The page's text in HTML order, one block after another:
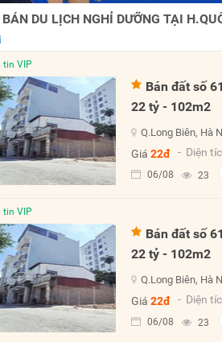
DU LỊCH NGHỈ DƯỠNG TẠI
tin VIP
Bán đất số
22 tỷ - 102m2
Q.Long Biên, Hà
Giá 22đ - Diện
06/08 23
tin VIP
Bán đất số
22 tỷ - 102m2
Q.Long Biên, Hà
Giá 22đ - Diện
06/08 23